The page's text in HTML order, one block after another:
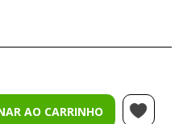
AO CARRINHO